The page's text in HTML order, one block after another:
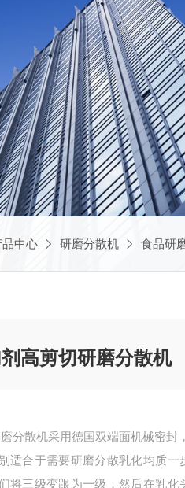
品中心 研磨分散机 食品研
高剪切研磨分散机
分散机采用德国双端面机械密封
适合于需要研磨分散乳化均质一
将三级变跟为一级，然后在乳化